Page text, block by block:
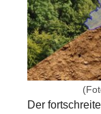
Der